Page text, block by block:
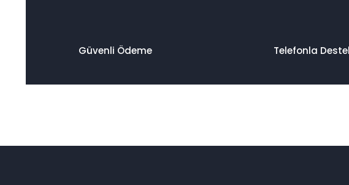
Ürün fiyatı diğer sitelerden daha pahalı.
Güvenli Ödeme Telefonla